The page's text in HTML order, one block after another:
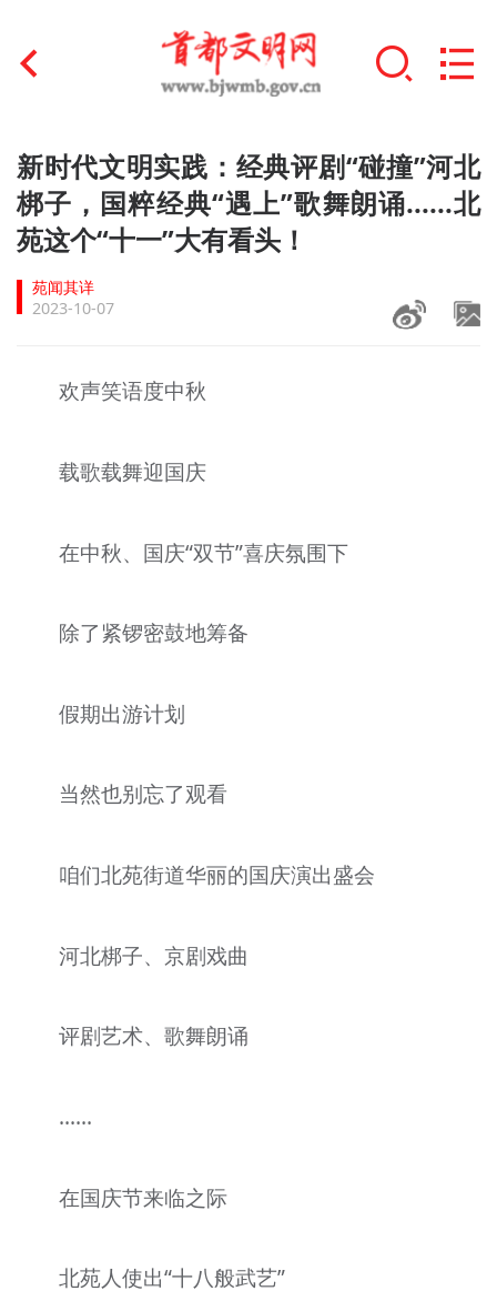
首页
文明创建
+
文明实践
文明培育
+
身边好人
宣传思想文化人才
新时代文明实践：经典评剧“碰撞”河北
梆子，国粹经典“遇上”歌舞朗诵......北
苑这个“十一”大有看头！
苑闻其详
2023-10-07
欢声笑语度中秋
载歌载舞迎国庆
在中秋、国庆“双节”喜庆氛围下
除了紧锣密鼓地筹备
假期出游计划
当然也别忘了观看
咱们北苑街道华丽的国庆演出盛会
河北梆子、京剧戏曲
评剧艺术、歌舞朗诵
......
在国庆节来临之际
北苑人使出“十八般武艺”